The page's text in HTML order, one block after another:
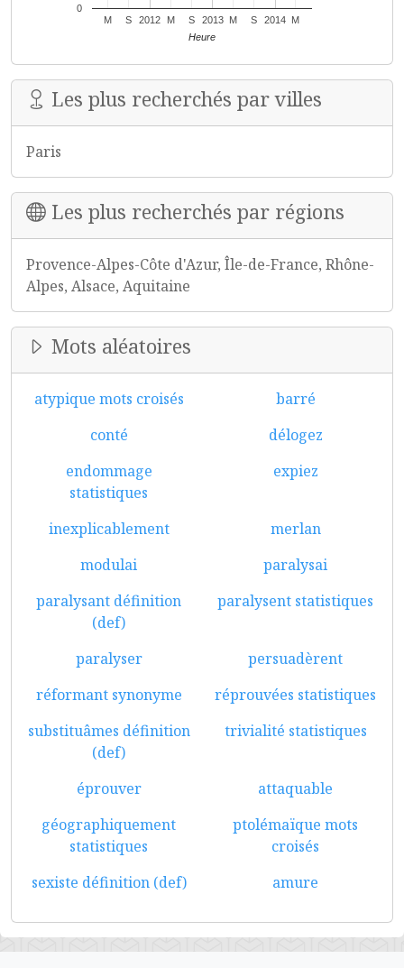
2012 2013 2014
M S M S M S M
0
Heure
Les plus recherchés par villes
Paris
Les plus recherchés par régions
Provence-Alpes-Côte d'Azur, Île-de-France, Rhône-
Alpes, Alsace, Aquitaine
Mots aléatoires
atypique mots croisés
barré
conté
délogez
endommage
statistiques
expiez
inexplicablement
merlan
modulai
paralysai
paralysant définition
(def)
paralysent statistiques
paralyser
persuadèrent
réformant synonyme
réprouvées statistiques
substituâmes définition
(def)
trivialité statistiques
éprouver
attaquable
géographiquement
statistiques
ptolémaïque mots
croisés
sexiste définition (def)
amure